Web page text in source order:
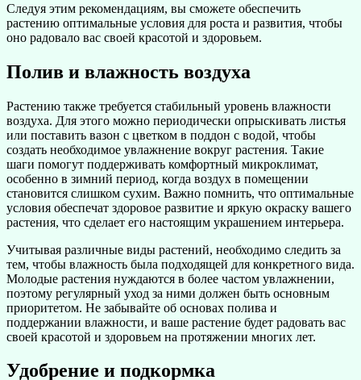
Следуя этим рекомендациям, вы сможете обеспечить
растению оптимальные условия для роста и развития, чтобы
оно радовало вас своей красотой и здоровьем.
Полив и влажность воздуха
Растению также требуется стабильный уровень влажности
воздуха. Для этого можно периодически опрыскивать листья
или поставить вазон с цветком в поддон с водой, чтобы
создать необходимое увлажнение вокруг растения. Такие
шаги помогут поддерживать комфортный микроклимат,
особенно в зимний период, когда воздух в помещении
становится слишком сухим. Важно помнить, что оптимальные
условия обеспечат здоровое развитие и яркую окраску вашего
растения, что сделает его настоящим украшением интерьера.
Учитывая различные виды растений, необходимо следить за
тем, чтобы влажность была подходящей для конкретного вида.
Молодые растения нуждаются в более частом увлажнении,
поэтому регулярный уход за ними должен быть основным
приоритетом. Не забывайте об основах полива и
поддержании влажности, и ваше растение будет радовать вас
своей красотой и здоровьем на протяжении многих лет.
Удобрение и подкормка